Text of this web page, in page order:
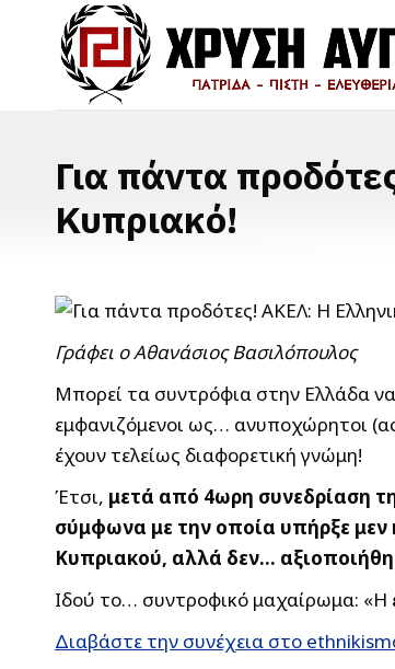
Για πάντα
Κυπριακό!
Γράφει ο Αθανάσιος Βασιλόπουλος
Μπορεί τα συντρόφια στην Ελλάδα
εμφανιζόμενοι ως… ανυποχώρητοι
έχουν τελείως διαφορετική γνώμη!
Έτσι, μετά από 4ωρη συνεδρίαση
σύμφωνα με την οποία υπήρξε μεν
Κυπριακού, αλλά δεν…
Ιδού το… συντροφικό μαχαίρωμα: «Η
Διαβάστε την συνέχεια στο